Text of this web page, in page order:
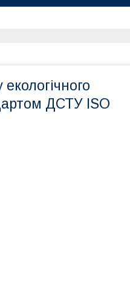
ДСТУ ISO